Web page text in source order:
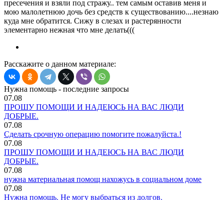
пресечения и взяли под стражу.. тем самым оставив меня и
мою малолетнюю дочь без средств к существованию....незнаю
куда мне обратится. Сижу в слезах и растерянности
элементарно нежная что мне делать(((
Расскажите о данном материале:
Нужна помощь - последние запросы
07.08
ПРОШУ ПОМОЩИ И НАДЕЮСЬ НА ВАС ЛЮДИ
ДОБРЫЕ.
07.08
Сделать срочную операцию помогите пожалуйста.!
07.08
ПРОШУ ПОМОЩИ И НАДЕЮСЬ НА ВАС ЛЮДИ
ДОБРЫЕ.
07.08
нужна материальная помощ нахожусь в социальном доме
07.08
Нужна помощь. Не могу выбраться из долгов.